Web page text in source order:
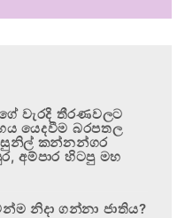
වැරදි තීරණවලට
යෙදවීම බරපතල
සුනිල් කන්නන්ගර
අම්පාර හිටපු මහ
නිදා ගන්නා ජාතිය?